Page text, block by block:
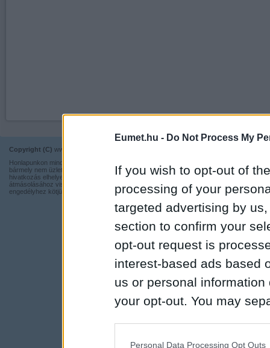
Eumet.hu - Do Not Process My
If you wish to opt-out of
processing of your
targeted advertising by
section to confirm your
opt-out request is
interest-based ads based
us or personal
your opt-out. You may
Personal Data Processing Opt Outs
Copyright (C) www.eumet.hu Minden jog fenntartva.
Honlapunkon minden információ szabadon és ingyen használható,
bármely nem üzleti tevékenységhez a forrás pontos megjelölésével,
hivatkozás elhelyezésével. Részeinek más honlapra történő
átmásolásához viszont nem járulunk hozzá, illetve írásos
engedélyhez kötjük.
Kapcsolat